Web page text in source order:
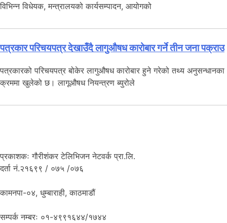
विभिन्न विधेयक, मन्त्रालयको कार्यसम्पादन, आयोगको
पत्रकार परिचयपत्र देखाउँदै लागुऔषध कारोबार गर्ने तीन जना पक्राउ
पत्रकारको परिचयपत्र बोकेर लागुऔषध कारोबार हुने गरेको तथ्य अनुसन्धानका
क्रममा खुलेको छ। लागूऔषध नियन्त्रण ब्युरोले
प्रकाशकः गौरीशंकर टेलिभिजन नेटवर्क प्रा.लि.
दर्ता नं.२१६९९ / ०७५ /०७६
कामनपा-०४, धुम्बाराही, काठमाडौं
सम्पर्क नम्बरः ०१-४९९१६४४/१७४४